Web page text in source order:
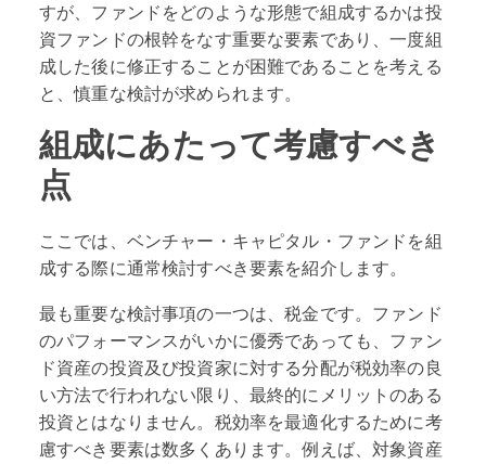
すが、ファンドをどのような形態で組成するかは投
資ファンドの根幹をなす重要な要素であり、一度組
成した後に修正することが困難であることを考える
と、慎重な検討が求められます。
組成にあたって考慮すべき
点
ここでは、ベンチャー・キャピタル・ファンドを組
成する際に通常検討すべき要素を紹介します。
最も重要な検討事項の一つは、税金です。ファンド
のパフォーマンスがいかに優秀であっても、ファン
ド資産の投資及び投資家に対する分配が税効率の良
い方法で行われない限り、最終的にメリットのある
投資とはなりません。税効率を最適化するために考
慮すべき要素は数多くあります。例えば、対象資産